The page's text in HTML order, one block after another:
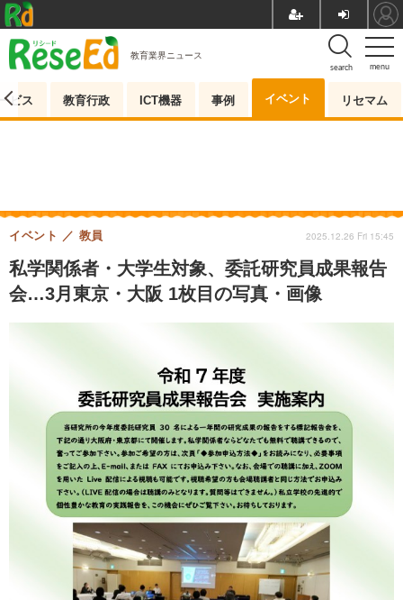
menu
search
教育業界ニュース
ビス 教育行政 ICT機器 事例 イベント リセマム
私学関係者・大学生対象、委託研究員成果報告
会…3月東京・大阪 1枚目の写真・画像
イベント 教員 2025.12.26 Fri 15:45